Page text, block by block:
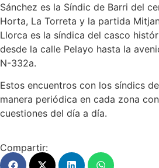
Sánchez es la Síndic de Barri del
Horta, La Torreta y la partida
Llorca es la síndica del casco
desde la calle Pelayo hasta la
N-332a.
Estos encuentros con los síndics
manera periódica en cada zona
cuestiones del día a día.
Compartir: